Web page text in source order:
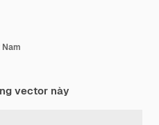
vector này